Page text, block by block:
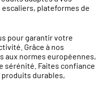
plateformes de
pour garantir votre
Grâce à nos
aux normes européennes,
sérénité. Faites confiance
durables,